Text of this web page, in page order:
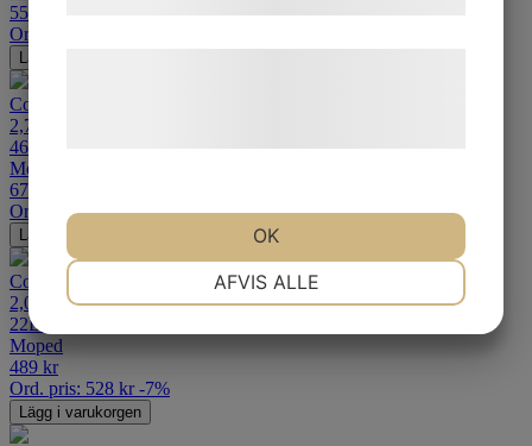
559
Ord. pris:
Lägg i varukorgen
Continental KKS10
2,75-16
46J TT Fram/Bak
Moped
679
Ord. pris:803kr -15%
Lägg i varukorgen
Continental KKS10
2,00-17
22B TT Fram/Bak
Moped
489 kr
Ord. pris: 528 kr -7%
Lägg i varukorgen
AFVIS ALLE
OK